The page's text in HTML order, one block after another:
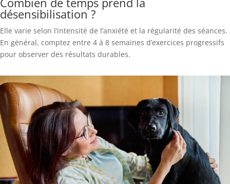
désensibilisation ?
Elle varie selon l’intensité de l’anxiété et la régularité des séances.
En général, comptez entre 4 à 8 semaines d’exercices progressifs
pour observer des résultats durables.